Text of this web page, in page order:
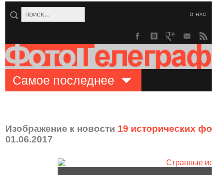
О НАС
Самое последнее
Изображение к новости 19 исторических
01.06.2017